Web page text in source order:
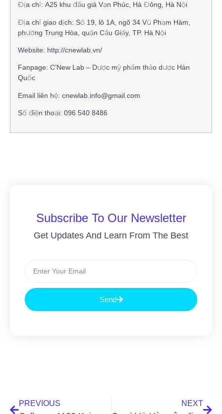
Địa chỉ: A25 khu đấu giá Vạn Phúc, Hà Đông, Hà Nội
Địa chỉ giao dịch: Số 19, lô 1A, ngõ 34 Vũ Phạm Hàm,
phường Trung Hòa, quận Cầu Giấy, TP. Hà Nội
Website: http://cnewlab.vn/
Fanpage: C’New Lab – Dược mỹ phẩm thảo dược Hàn
Quốc
Email liên hệ: cnewlab.info@gmail.com
Số điện thoại: 096 540 8486
Subscribe To Our Newsletter
Get Updates And Learn From The Best
Send
PREVIOUS NEXT